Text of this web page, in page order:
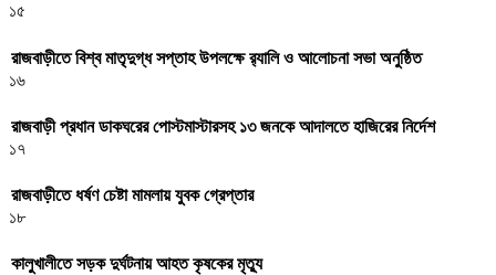
১৫
রাজবাড়ীতে বিশ্ব মাতৃদুগ্ধ সপ্তাহ উপলক্ষে র‌্যালি ও আলোচনা সভা অনুষ্ঠিত
১৬
রাজবাড়ী প্রধান ডাকঘরের পোস্টমাস্টারসহ ১৩ জনকে আদালতে হাজিরের নির্দেশ
১৭
রাজবাড়ীতে ধর্ষণ চেষ্টা মামলায় যুবক গ্রেপ্তার
১৮
কালুখালীতে সড়ক দুর্ঘটনায় আহত কৃষকের মৃত্যু